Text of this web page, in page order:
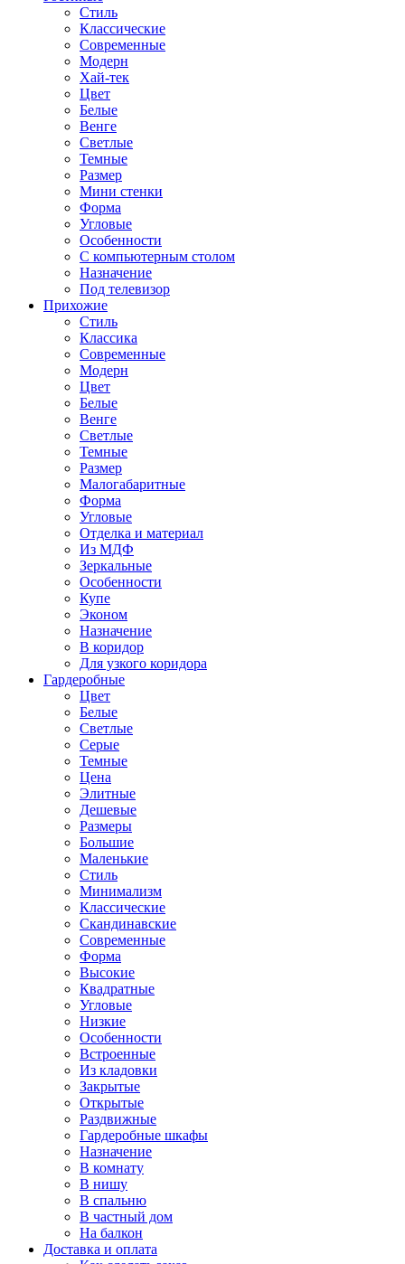
Стиль
Классические
Современные
Модерн
Хай-тек
Цвет
Белые
Венге
Светлые
Темные
Размер
Мини стенки
Форма
Угловые
Особенности
С компьютерным столом
Назначение
Под телевизор
Прихожие
Стиль
Классика
Современные
Модерн
Цвет
Белые
Венге
Светлые
Темные
Размер
Малогабаритные
Форма
Угловые
Отделка и материал
Из МДФ
Зеркальные
Особенности
Купе
Эконом
Назначение
В коридор
Для узкого коридора
Гардеробные
Цвет
Белые
Светлые
Серые
Темные
Цена
Элитные
Дешевые
Размеры
Большие
Маленькие
Стиль
Минимализм
Классические
Скандинавские
Современные
Форма
Высокие
Квадратные
Угловые
Низкие
Особенности
Встроенные
Из кладовки
Закрытые
Открытые
Раздвижные
Гардеробные шкафы
Назначение
В комнату
В нишу
В спальню
В частный дом
На балкон
Доставка и оплата